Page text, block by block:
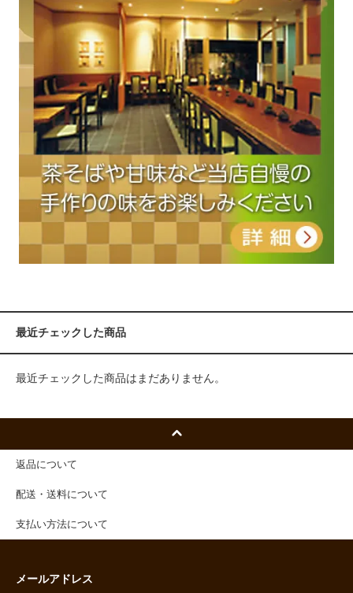
最近チェックした商品
最近チェックした商品はまだありません。
返品について
配送・送料について
支払い方法について
メールアドレス